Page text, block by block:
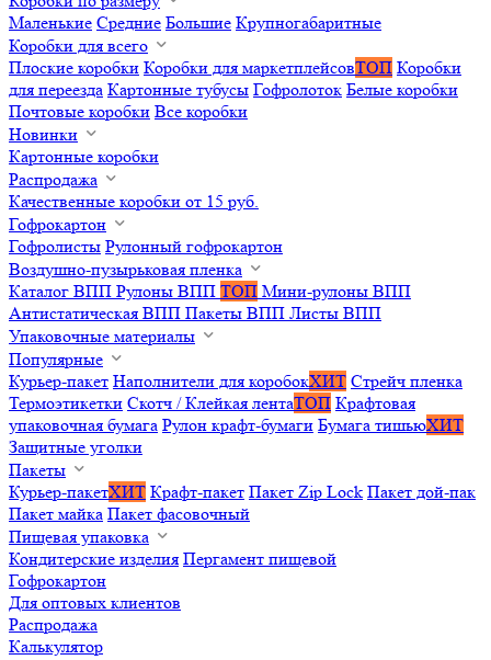
Маленькие Средние Большие Крупногабаритные
Коробки для всего
Плоские коробки Коробки для маркетплейсовТОП Коробки
для переезда Картонные тубусы Гофролоток Белые коробки
Почтовые коробки Все коробки
Новинки
Картонные коробки
Распродажа
Качественные коробки от 15 руб.
Гофрокартон
Гофролисты Рулонный гофрокартон
Воздушно-пузырьковая пленка
Каталог ВПП Рулоны ВПП ТОП Мини-рулоны ВПП
Антистатическая ВПП Пакеты ВПП Листы ВПП
Упаковочные материалы
Популярные
Курьер-пакет Наполнители для коробокХИТ Стрейч пленка
Термоэтикетки Скотч / Клейкая лентаТОП Крафтовая
упаковочная бумага Рулон крафт-бумаги Бумага тишьюХИТ
Защитные уголки
Пакеты
Курьер-пакетХИТ Крафт-пакет Пакет Zip Lock Пакет дой-пак
Пакет майка Пакет фасовочный
Пищевая упаковка
Кондитерские изделия Пергамент пищевой
Гофрокартон
Для оптовых клиентов
Распродажа
Калькулятор